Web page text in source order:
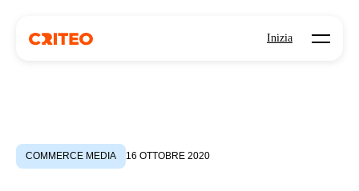
Inizia Open
COMMERCE MEDIA 16 OTTOBRE 2020